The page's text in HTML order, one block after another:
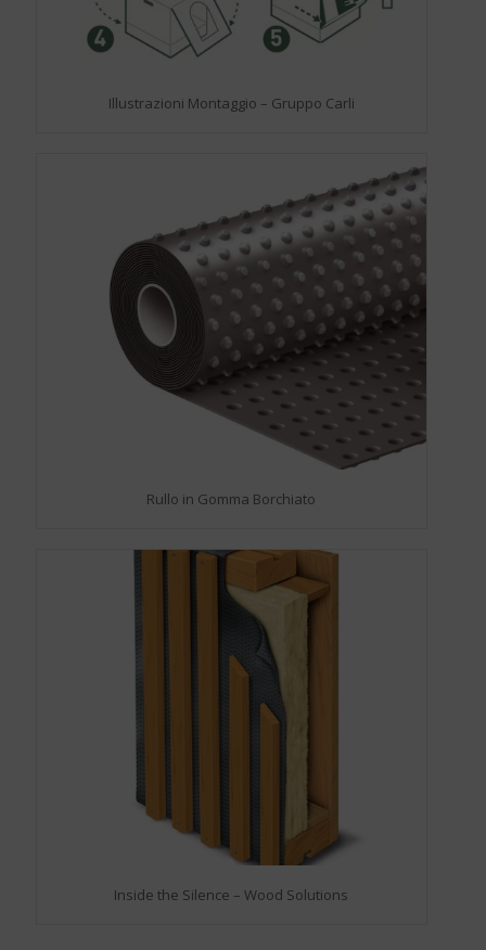
Illustrazioni Montaggio – Gruppo Carli
Rullo in Gomma Borchiato
Inside the Silence – Wood Solutions